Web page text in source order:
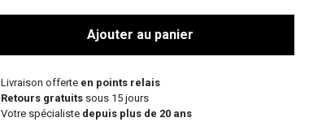
Ajouter au panier
Livraison offerte en points relais
Retours gratuits sous 15 jours
Votre spécialiste depuis plus de 20 ans